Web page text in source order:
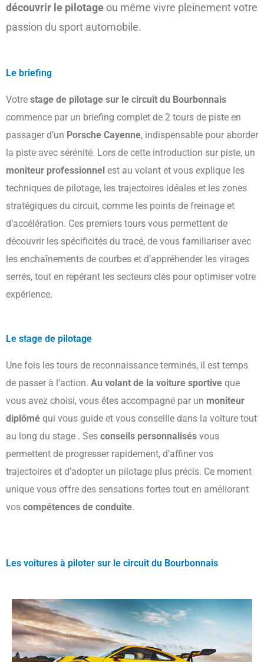
découvrir le pilotage ou même vivre pleinement votre
passion du sport automobile.
Le briefing
Votre stage de pilotage sur le circuit du Bourbonnais
commence par un briefing complet de 2 tours de piste en
passager d’un Porsche Cayenne, indispensable pour aborder
la piste avec sérénité. Lors de cette introduction sur piste, un
moniteur professionnel est au volant et vous explique les
techniques de pilotage, les trajectoires idéales et les zones
stratégiques du circuit, comme les points de freinage et
d’accélération. Ces premiers tours vous permettent de
découvrir les spécificités du tracé, de vous familiariser avec
les enchaînements de courbes et d’appréhender les virages
serrés, tout en repérant les secteurs clés pour optimiser votre
expérience.
Le stage de pilotage
Une fois les tours de reconnaissance terminés, il est temps
de passer à l’action. Au volant de la voiture sportive que
vous avez choisi, vous êtes accompagné par un moniteur
diplômé qui vous guide et vous conseille dans la voiture tout
au long du stage . Ses conseils personnalisés vous
permettent de progresser rapidement, d’affiner vos
trajectoires et d’adopter un pilotage plus précis. Ce moment
unique vous offre des sensations fortes tout en améliorant
vos compétences de conduite.
Les voitures à piloter sur le circuit du Bourbonnais